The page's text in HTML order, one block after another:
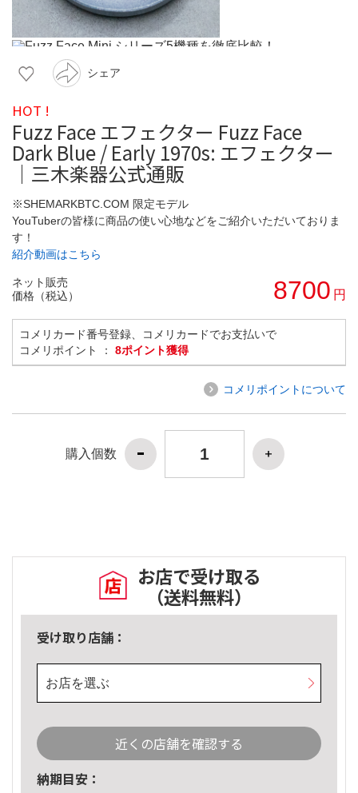
シェア
HOT !
Fuzz Face エフェクター Fuzz Face
Dark Blue / Early 1970s: エフェクター
｜三木楽器公式通販
※SHEMARKBTC.COM 限定モデル
YouTuberの皆様に商品の使い心地などをご紹介いただいておりま
す！
紹介動画はこちら
ネット販売
価格（税込）
8700 円
コメリカード番号登録、コメリカードでお支払いで
コメリポイント ： 8ポイント獲得
コメリポイントについて
購入個数
お店で受け取る
（送料無料）
受け取り店舗：
お店を選ぶ
近くの店舗を確認する
納期目安：